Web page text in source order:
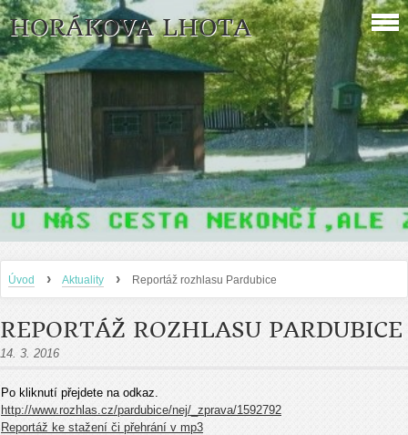
HORÁKOVA LHOTA
Úvod › Aktuality › Reportáž rozhlasu Pardubice
REPORTÁŽ ROZHLASU PARDUBICE
14. 3. 2016
Po kliknutí přejdete na odkaz.
http://www.rozhlas.cz/pardubice/nej/_zprava/1592792
Reportáž ke stažení či přehrání v mp3